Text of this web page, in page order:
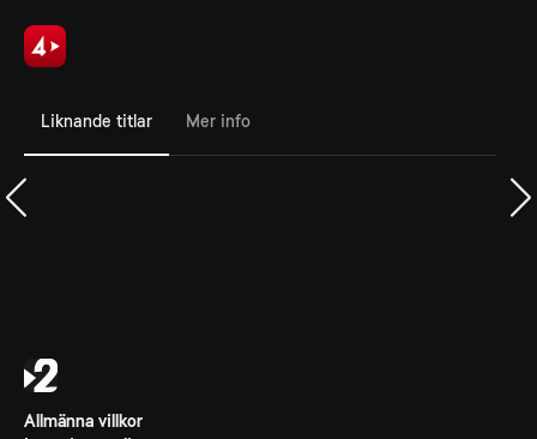
Liknande titlar Mer info
Allmänna villkor